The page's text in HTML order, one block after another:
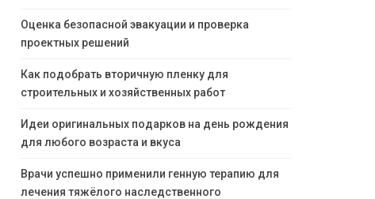
Оценка безопасной эвакуации и проверка
проектных решений
Как подобрать вторичную пленку для
строительных и хозяйственных работ
Идеи оригинальных подарков на день рождения
для любого возраста и вкуса
Врачи успешно применили генную терапию для
лечения тяжёлого наследственного